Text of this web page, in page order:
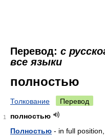
Перевод: с
все языки
полностью
Толкование Перевод
1
полностью
Полностью - in full